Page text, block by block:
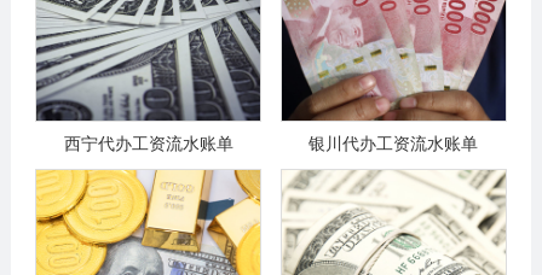
西宁代办工资流水账单 银川代办工资流水账单